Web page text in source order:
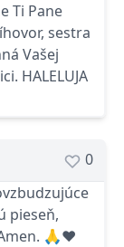
Ti Pane
sestra
Vašej
HALELUJA
0
pieseň,
🙏❤️